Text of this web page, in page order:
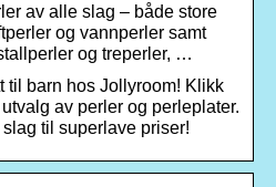
av alle slag – både store
og vannperler samt
og treperler, …
til barn hos Jollyroom! Klikk
av perler og perleplater.
til superlave priser!